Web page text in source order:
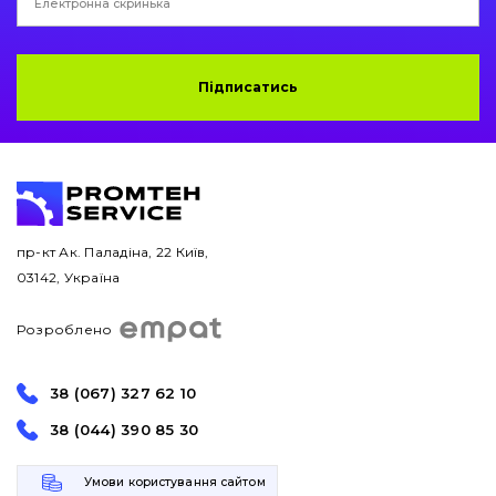
Підписатись
пр-кт Ак. Паладіна, 22 Київ,
03142, Україна
Розроблено
38 (067) 327 62 10
38 (044) 390 85 30
Умови користування сайтом